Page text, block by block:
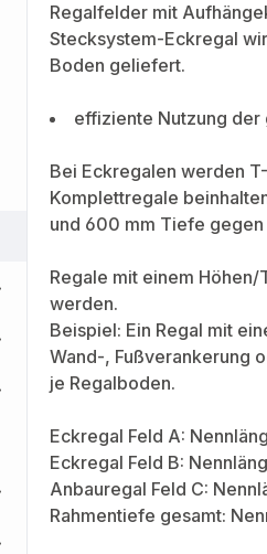
Regalfelder mit
Stecksystem-Eckregal
Boden geliefert.
effiziente Nutzung der
Bei Eckregalen werden
Komplettregale
und 600 mm Tiefe
Regale mit einem
werden.
Beispiel: Ein Regal mit
Wand-, Fußverankerung
je Regalboden.
Eckregal Feld A:
Eckregal Feld B:
Anbauregal Feld C:
Rahmentiefe gesamt: